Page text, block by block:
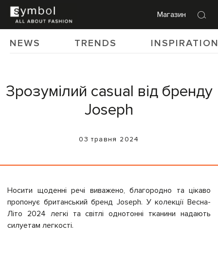
Магазин
NEWS TRENDS
Зрозумілий casual від бренду
Joseph
03 травня 2024
Носити щоденні речі виважено, благородно та цікаво
пропонує британський бренд Joseph. У колекції Весна-
Літо 2024 легкі та світлі однотонні тканини надають
силуетам легкості.